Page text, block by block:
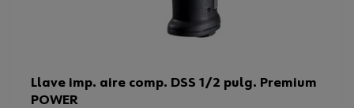
Llave imp. aire comp. DSS 1/2 pulg. Premium
POWER